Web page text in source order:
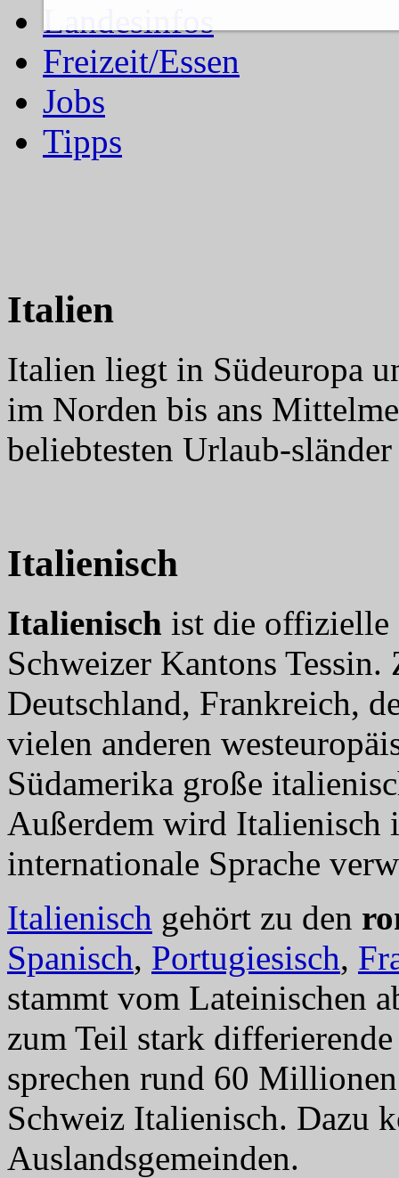
Landesinfos
Freizeit/Essen
Jobs
Tipps
Italien
Italien liegt in Südeuropa
im Norden bis ans
beliebtesten Urlaub-
Italienisch
Italienisch ist die offizielle
Schweizer Kantons
Deutschland, Frankreich,
vielen anderen
Südamerika große
Außerdem wird Italienisch
internationale Sprache
Italienisch gehört zu den
Spanisch, Portugiesisch,
stammt vom Lateinischen
zum Teil stark
sprechen rund 60
Schweiz Italienisch. Dazu
Auslandsgemeinden.